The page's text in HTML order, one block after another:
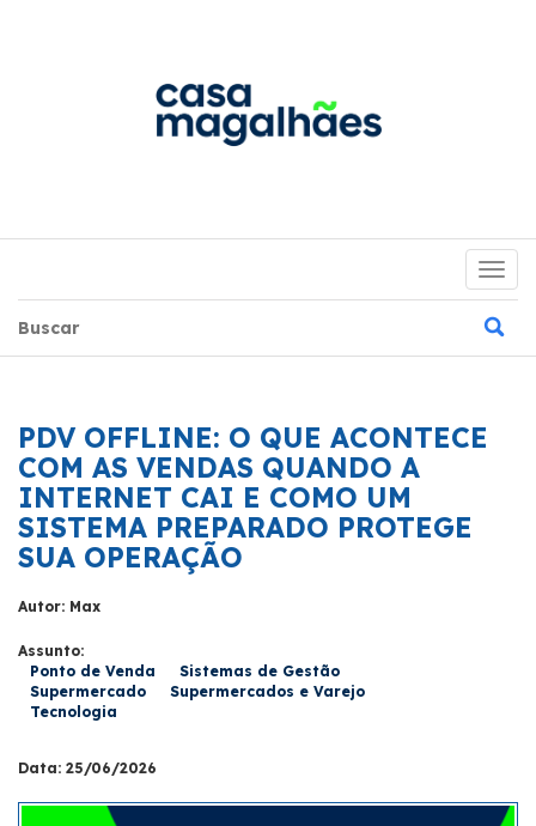
PDV OFFLINE: O QUE ACONTECE
COM AS VENDAS QUANDO A
INTERNET CAI E COMO UM
SISTEMA PREPARADO PROTEGE
SUA OPERAÇÃO
Autor: Max
Assunto:
Ponto de Venda
Sistemas de Gestão
Supermercado
Supermercados e Varejo
Tecnologia
Data: 25/06/2026